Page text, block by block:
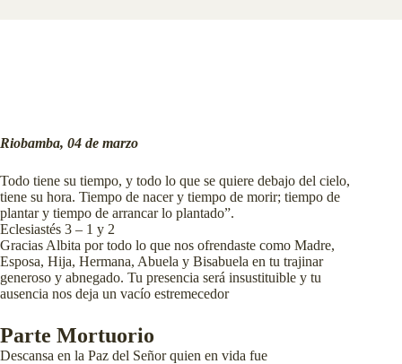
Riobamba, 04 de marzo
Todo tiene su tiempo, y todo lo que se quiere debajo del cielo,
tiene su hora. Tiempo de nacer y tiempo de morir; tiempo de
plantar y tiempo de arrancar lo plantado”.
Eclesiastés 3 – 1 y 2
Gracias Albita por todo lo que nos ofrendaste como Madre,
Esposa, Hija, Hermana, Abuela y Bisabuela en tu trajinar
generoso y abnegado. Tu presencia será insustituible y tu
ausencia nos deja un vacío estremecedor
Parte Mortuorio
Descansa en la Paz del Señor quien en vida fue